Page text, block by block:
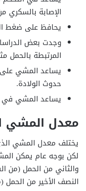
الإصابة بالسكري
يحافظ على ضغط
وجدت بعض
المرتبطة بالحمل
يساعد المشي
حدوث الولادة.
يساعد المشي في
معدل المشي
يختلف معدل المشي
النصف الأخير من الحمل